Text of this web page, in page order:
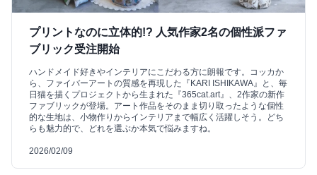
プリントなのに立体的!? 人気作家2名の個性派ファ
ブリック受注開始
ハンドメイド好きやインテリアにこだわる方に朗報です。コッカか
ら、ファイバーアートの質感を再現した『KARI ISHIKAWA』と、毎
日猫を描くプロジェクトから生まれた『365cat.art』、2作家の新作
ファブリックが登場。アート作品をそのまま切り取ったような個性
的な生地は、小物作りからインテリアまで幅広く活躍しそう。どち
らも魅力的で、どれを選ぶか本気で悩みますね。
2026/02/09